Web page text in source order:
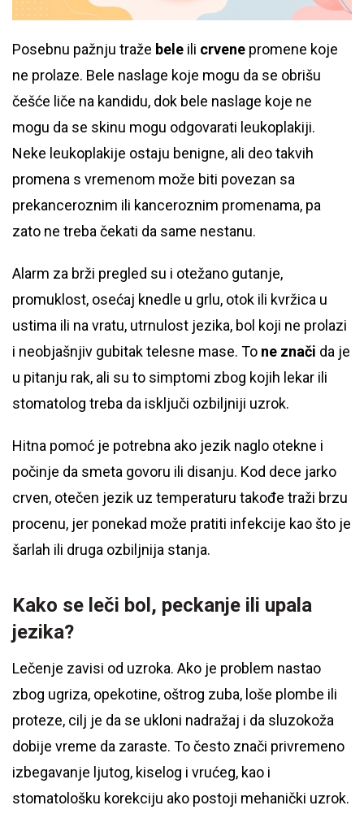
Posebnu pažnju traže bele ili crvene promene koje
ne prolaze. Bele naslage koje mogu da se obrišu
češće liče na kandidu, dok bele naslage koje ne
mogu da se skinu mogu odgovarati leukoplakiji.
Neke leukoplakije ostaju benigne, ali deo takvih
promena s vremenom može biti povezan sa
prekanceroznim ili kanceroznim promenama, pa
zato ne treba čekati da same nestanu.
Alarm za brži pregled su i otežano gutanje,
promuklost, osećaj knedle u grlu, otok ili kvržica u
ustima ili na vratu, utrnulost jezika, bol koji ne prolazi
i neobjašnjiv gubitak telesne mase. To ne znači da je
u pitanju rak, ali su to simptomi zbog kojih lekar ili
stomatolog treba da isključi ozbiljniji uzrok.
Hitna pomoć je potrebna ako jezik naglo otekne i
počinje da smeta govoru ili disanju. Kod dece jarko
crven, otečen jezik uz temperaturu takođe traži brzu
procenu, jer ponekad može pratiti infekcije kao što je
šarlah ili druga ozbiljnija stanja.
Kako se leči bol, peckanje ili upala
jezika?
Lečenje zavisi od uzroka. Ako je problem nastao
zbog ugriza, opekotine, oštrog zuba, loše plombe ili
proteze, cilj je da se ukloni nadražaj i da sluzokoža
dobije vreme da zaraste. To često znači privremeno
izbegavanje ljutog, kiselog i vrućeg, kao i
stomatološku korekciju ako postoji mehanički uzrok.